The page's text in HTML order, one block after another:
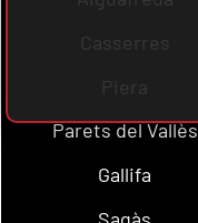
Casserres
Piera
Parets del Vallès
Gallifa